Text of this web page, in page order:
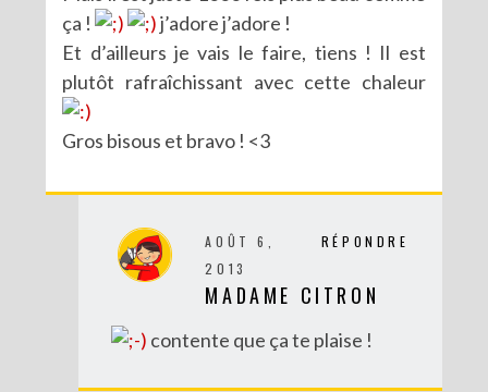
ça !
j’adore j’adore !
Et d’ailleurs je vais le faire, tiens ! Il est
plutôt rafraîchissant avec cette chaleur
Gros bisous et bravo ! <3
RÉPONDRE
AOÛT 6,
2013
MADAME CITRON
contente que ça te plaise !